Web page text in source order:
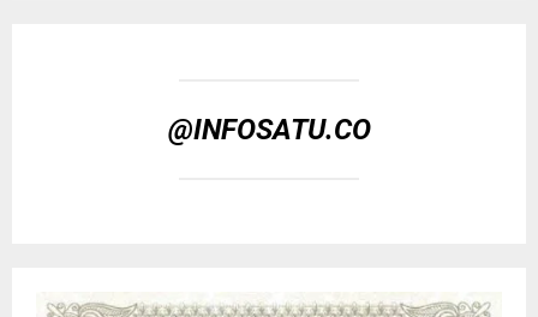
@INFOSATU.CO